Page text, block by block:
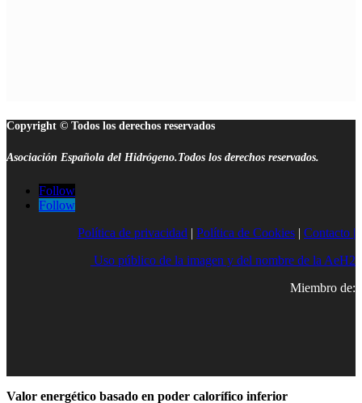
Copyright © Todos los derechos reservados
Asociación Española del Hidrógeno.Todos los derechos reservados.
Follow
Follow
Política de privacidad | Política de Cookies | Contacto |
Uso público de la imagen y del nombre de la AeH2
Miembro de:
Valor energético basado en poder calorífico inferior